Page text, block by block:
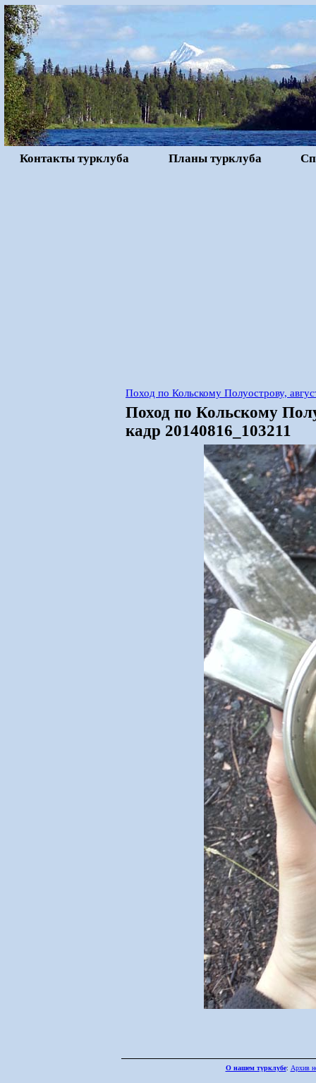
Контакты турклуба Планы турклуба
Поход по Кольскому Полуострову,
Поход по Кольскому
кадр 20140816_103211
О нашем турклубе: Архив